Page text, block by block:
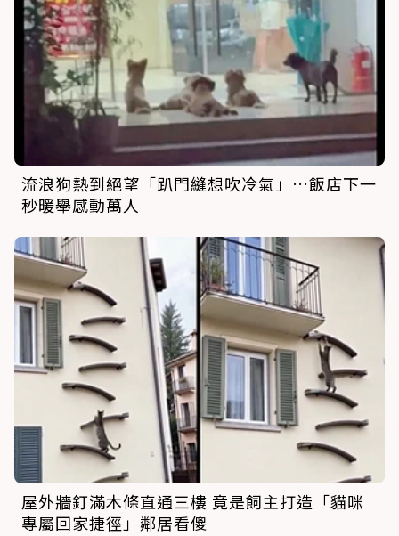
流浪狗熱到絕望「趴門縫想吹冷氣」…飯店下一
秒暖舉感動萬人
屋外牆釘滿木條直通三樓 竟是飼主打造「貓咪
專屬回家捷徑」鄰居看傻